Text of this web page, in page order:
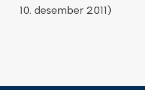
10. desember 2011)